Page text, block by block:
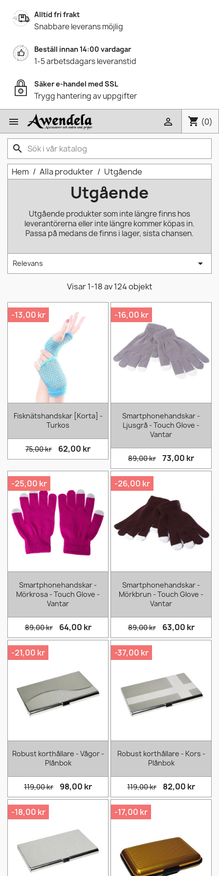
Alltid fri frakt
Snabbare leverans möjlig
Beställ innan 14:00 vardagar
1-5 arbetsdagars leveranstid
Säker e-handel med SSL
Trygg hantering av uppgifter
 shopping_cart (0)

search
Hem Alla produkter Utgående
Utgående
Utgående produkter som inte längre finns hos
leverantörerna eller inte längre kommer köpas in.
Passa på medans de finns i lager, sista chansen.
Relevans 
Visar 1-18 av 124 objekt
Fisknätshandskar [Korta] -
Turkos
75,00 kr 62,00 kr
-13,00 kr
Smartphonehandskar -
Ljusgrå - Touch Glove -
Vantar
89,00 kr 73,00 kr
-16,00 kr
Smartphonehandskar -
Mörkrosa - Touch Glove -
Vantar
89,00 kr 64,00 kr
-25,00 kr
Smartphonehandskar -
Mörkbrun - Touch Glove -
Vantar
89,00 kr 63,00 kr
-26,00 kr
Robust korthållare - Vågor -
Plånbok
119,00 kr 98,00 kr
-21,00 kr
Robust korthållare - Kors -
Plånbok
119,00 kr 82,00 kr
-37,00 kr
-18,00 kr -17,00 kr